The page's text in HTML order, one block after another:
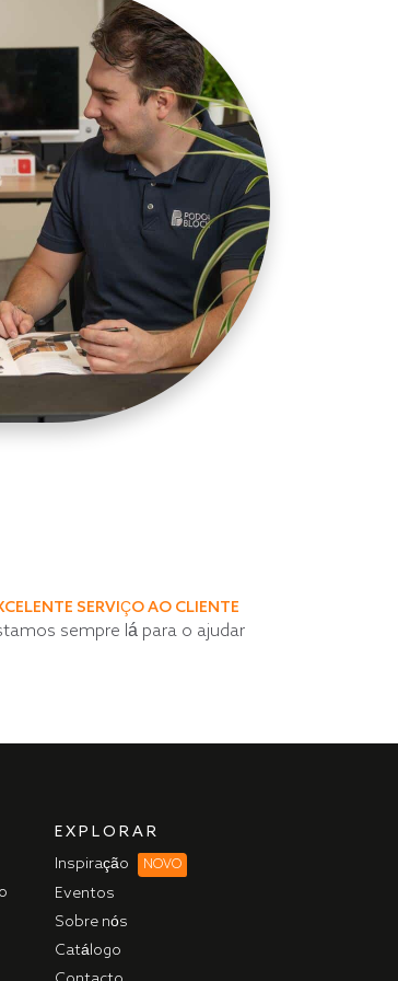
SERVIÇO AO CLIENTE
sempre lá para o ajudar
EXPLORAR
Inspiração NOVO
Eventos
Sobre nós
Catálogo